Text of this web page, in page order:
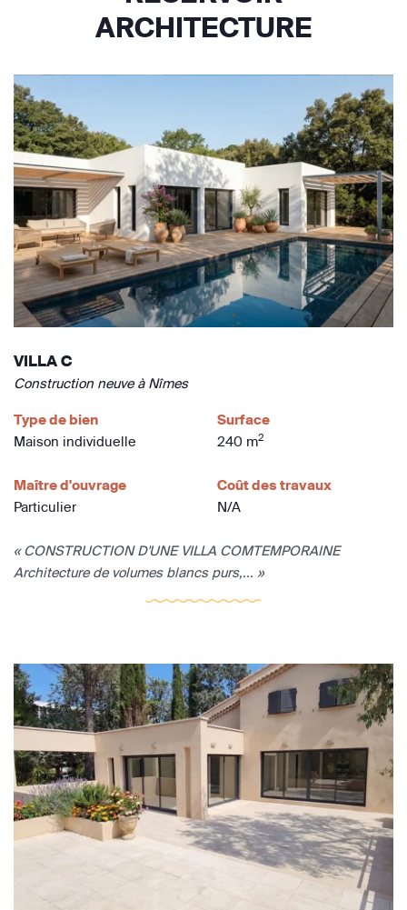
ARCHITECTURE
VILLA C
Construction neuve à Nîmes
Type de bien
Maison individuelle
Surface
240 m2
Maître d'ouvrage
Particulier
Coût des travaux
N/A
« CONSTRUCTION D'UNE VILLA COMTEMPORAINE
Architecture de volumes blancs purs,... »